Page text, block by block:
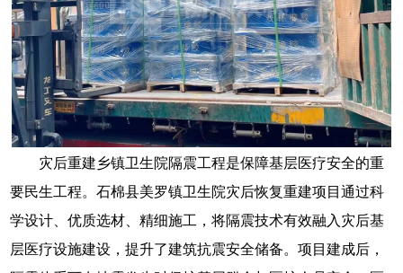
灾后重建乡镇卫生院隔震工程是保障基层医疗安全的重
要民生工程。石棉县美罗镇卫生院灾后恢复重建项目通过科
学设计、优质选材、精细施工，将隔震技术有效融入灾后基
层医疗设施建设，提升了建筑抗震安全储备。项目建成后，